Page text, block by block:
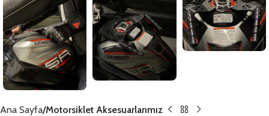
Ana Sayfa Motorsiklet Aksesuarlarımız